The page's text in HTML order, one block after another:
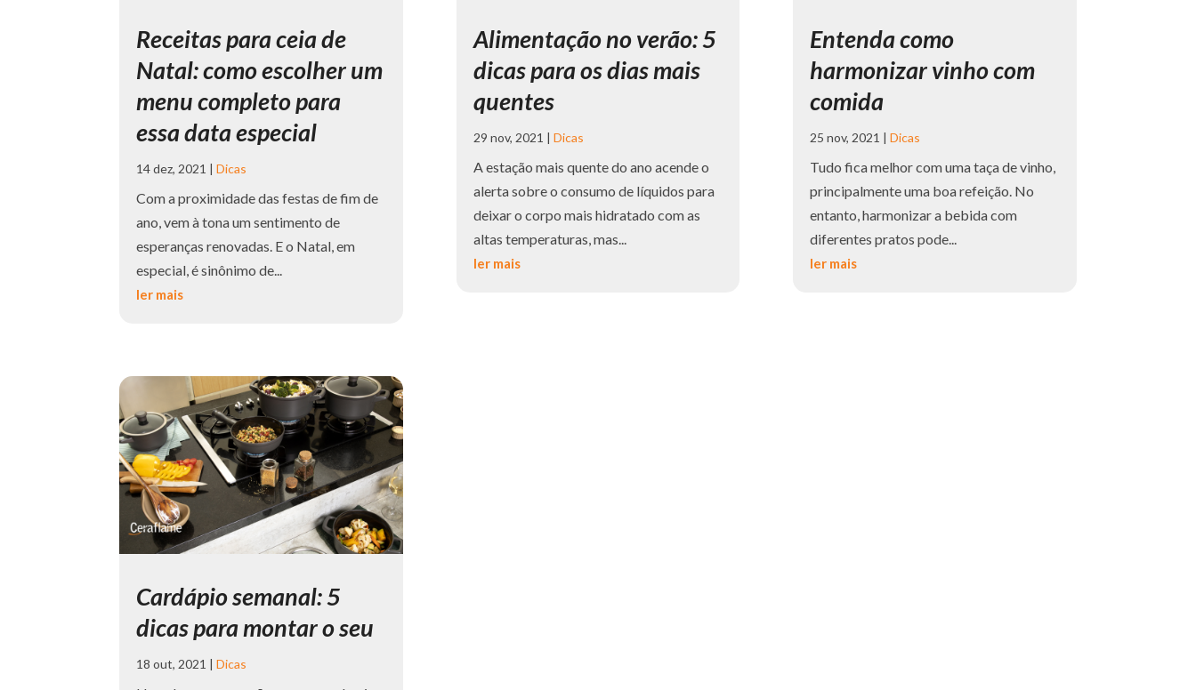
Receitas para ceia de
Natal: como escolher um
menu completo para
essa data especial
14 dez, 2021 |Dicas
Com a proximidade das festas de fim de
ano, vem à tona um sentimento de
esperanças renovadas. E o Natal, em
especial, é sinônimo de...
ler mais
Cardápio semanal: 5
dicas para montar o seu
18 out, 2021 |Dicas
Alimentação no verão: 5
dicas para os dias mais
quentes
29 nov, 2021 | Dicas
A estação mais quente do ano acende o
alerta sobre o consumo de líquidos para
deixar o corpo mais hidratado com as
altas temperaturas, mas...
ler mais
Entenda como
harmonizar vinho com
comida
25 nov, 2021 | Dicas
Tudo fica melhor com uma taça de vinho,
principalmente uma boa refeição. No
entanto, harmonizar a bebida com
diferentes pratos pode...
ler mais